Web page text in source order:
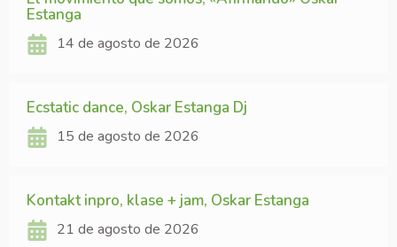
Estanga
14 de agosto de 2026
Ecstatic dance, Oskar Estanga Dj
15 de agosto de 2026
Kontakt inpro, klase + jam, Oskar Estanga
21 de agosto de 2026